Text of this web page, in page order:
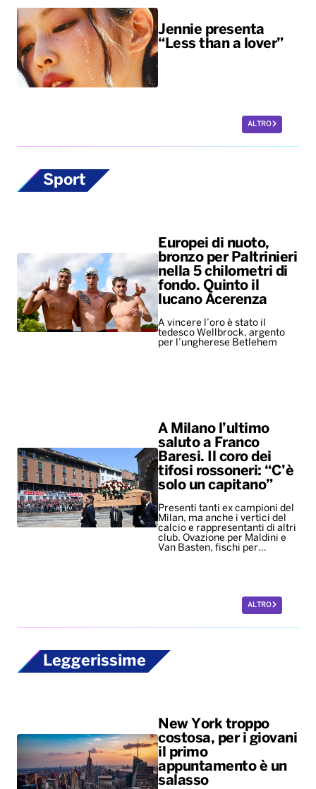
Jennie presenta
“Less than a lover”
ALTRO
Sport
Europei di nuoto,
bronzo per Paltrinieri
nella 5 chilometri di
fondo. Quinto il
lucano Acerenza
A vincere l’oro è stato il
tedesco Wellbrock, argento
per l’ungherese Betlehem
A Milano l’ultimo
saluto a Franco
Baresi. Il coro dei
tifosi rossoneri: “C’è
solo un capitano”
Presenti tanti ex campioni del
Milan, ma anche i vertici del
calcio e rappresentanti di altri
club. Ovazione per Maldini e
Van Basten, fischi per…
ALTRO
Leggerissime
New York troppo
costosa, per i giovani
il primo
appuntamento è un
salasso